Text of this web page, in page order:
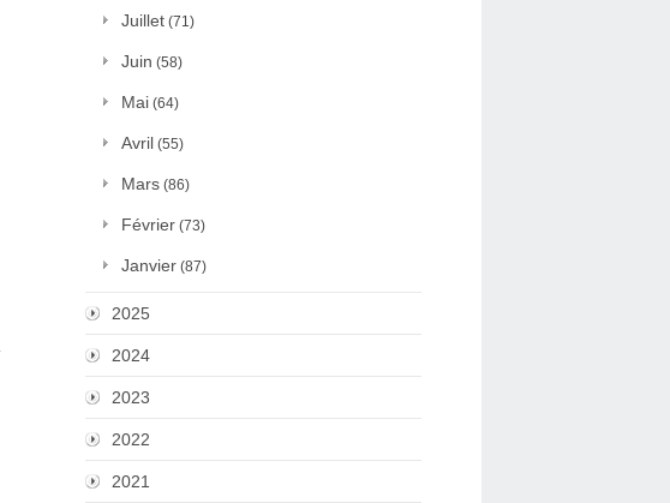
Juillet (71)
Juin (58)
Mai (64)
Avril (55)
Mars (86)
Février (73)
Janvier (87)
2025
2024
2023
2022
2021